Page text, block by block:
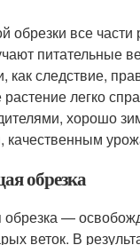
обрезки все части
питательные
как следствие,
легко
хорошо
качественным
обрезка
—
веток. В